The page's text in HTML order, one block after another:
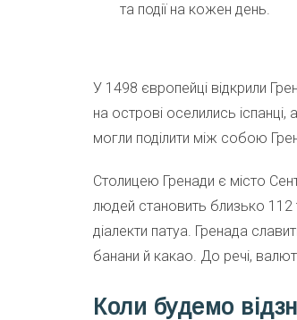
та події на кожен день.
У 1498 європейці відкрили
на острові оселились
могли поділити між собою
Столицею Гренади є місто
людей становить близько
діалекти патуа. Гренада
банани й какао. До речі,
Коли будемо